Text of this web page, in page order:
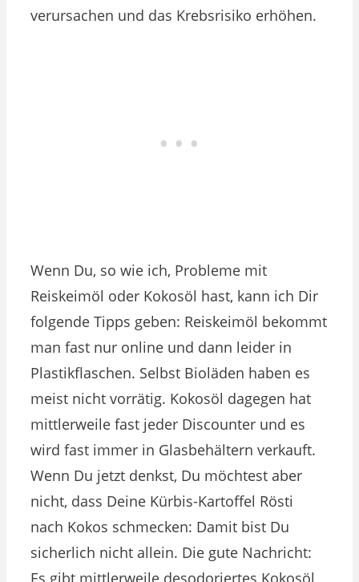
verursachen und das Krebsrisiko erhöhen.
Wenn Du, so wie ich, Probleme mit
Reiskeimöl oder Kokosöl hast, kann ich Dir
folgende Tipps geben: Reiskeimöl bekommt
man fast nur online und dann leider in
Plastikflaschen. Selbst Bioläden haben es
meist nicht vorrätig. Kokosöl dagegen hat
mittlerweile fast jeder Discounter und es
wird fast immer in Glasbehältern verkauft.
Wenn Du jetzt denkst, Du möchtest aber
nicht, dass Deine Kürbis-Kartoffel Rösti
nach Kokos schmecken: Damit bist Du
sicherlich nicht allein. Die gute Nachricht:
Es gibt mittlerweile desodoriertes Kokosöl